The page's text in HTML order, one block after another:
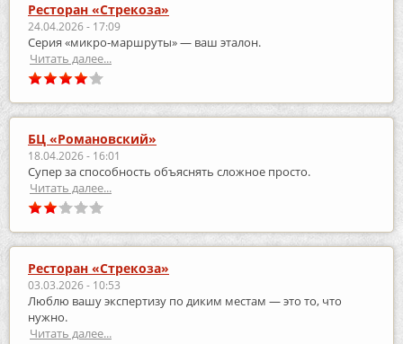
Ресторан «Стрекоза»
24.04.2026 - 17:09
Серия «микро‑маршруты» — ваш эталон.
Читать далее...
БЦ «Романовский»
18.04.2026 - 16:01
Супер за способность объяснять сложное просто.
Читать далее...
Ресторан «Стрекоза»
03.03.2026 - 10:53
Люблю вашу экспертизу по диким местам — это то, что
нужно.
Читать далее...